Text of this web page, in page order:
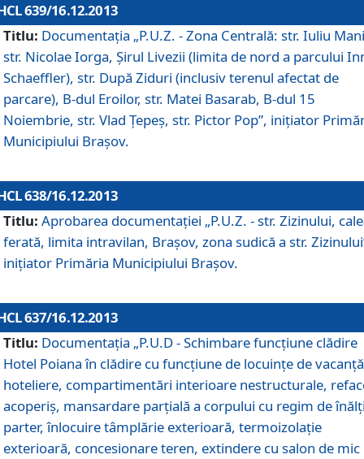
639/16.12.2013
Titlu: Documentaţia „P.U.Z. - Zona Centrală: str. Iuliu
str. Nicolae Iorga, Şirul Livezii (limita de nord a parcului
Schaeffler), str. După Ziduri (inclusiv terenul afectat de
parcare), B-dul Eroilor, str. Matei Basarab, B-dul 15
Noiembrie, str. Vlad Ţepeş, str. Pictor Pop”, iniţiator
Municipiului Braşov.
638/16.12.2013
Titlu: Aprobarea documentaţiei „P.U.Z. - str. Zizinului,
ferată, limita intravilan, Braşov, zona sudică a str.
iniţiator Primăria Municipiului Braşov.
637/16.12.2013
Titlu: Documentaţia „P.U.D - Schimbare funcţiune clădire
Hotel Poiana în clădire cu funcţiune de locuinţe de
hoteliere, compartimentări interioare nestructurale,
acoperiş, mansardare parţială a corpului cu regim de
parter, înlocuire tâmplărie exterioară, termoizolaţie
exterioară, concesionare teren, extindere cu salon de mic